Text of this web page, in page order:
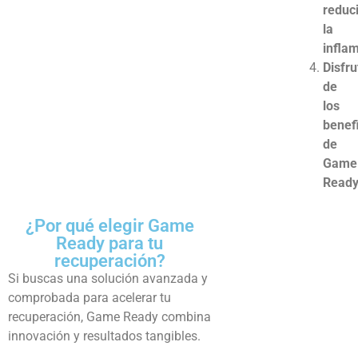
la
de
los
de
Game
¿Por qué elegir Game
Ready para tu
recuperación?
Si buscas una solución avanzada y
comprobada para acelerar tu
recuperación, Game Ready combina
innovación y resultados tangibles.